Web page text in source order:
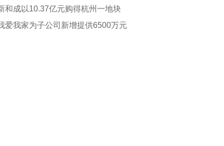
和成以10.37亿元购得杭州一地块
爱我家为子公司新增提供6500万元